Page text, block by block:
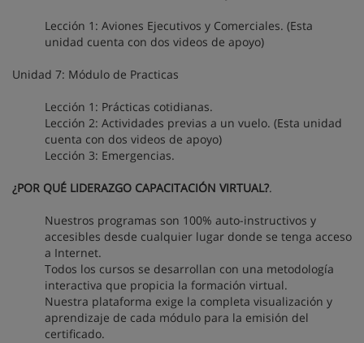
Lección 1: Aviones Ejecutivos y Comerciales. (Esta
unidad cuenta con dos videos de apoyo)
Unidad 7: Módulo de Practicas
Lección 1: Prácticas cotidianas.
Lección 2: Actividades previas a un vuelo. (Esta unidad
cuenta con dos videos de apoyo)
Lección 3: Emergencias.
¿POR QUÉ LIDERAZGO CAPACITACIÓN VIRTUAL?.
Nuestros programas son 100% auto-instructivos y
accesibles desde cualquier lugar donde se tenga acceso
a Internet.
Todos los cursos se desarrollan con una metodología
interactiva que propicia la formación virtual.
Nuestra plataforma exige la completa visualización y
aprendizaje de cada módulo para la emisión del
certificado.